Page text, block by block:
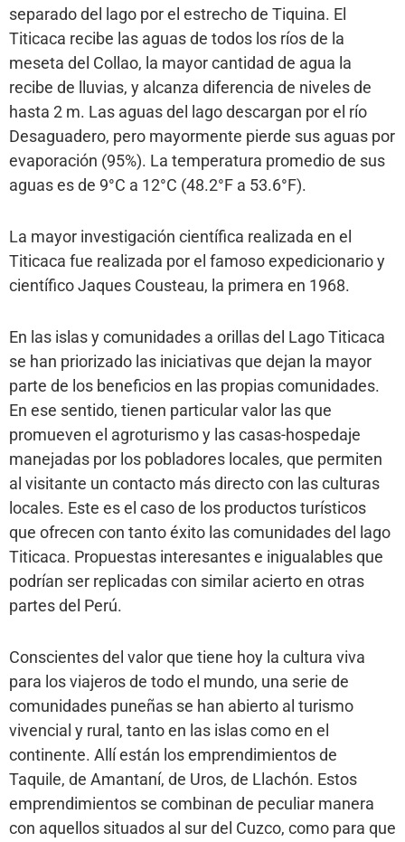
separado del lago por el estrecho de Tiquina. El
Titicaca recibe las aguas de todos los ríos de la
meseta del Collao, la mayor cantidad de agua la
recibe de lluvias, y alcanza diferencia de niveles de
hasta 2 m. Las aguas del lago descargan por el río
Desaguadero, pero mayormente pierde sus aguas por
evaporación (95%). La temperatura promedio de sus
aguas es de 9°C a 12°C (48.2°F a 53.6°F).
La mayor investigación científica realizada en el
Titicaca fue realizada por el famoso expedicionario y
científico Jaques Cousteau, la primera en 1968.
En las islas y comunidades a orillas del Lago Titicaca
se han priorizado las iniciativas que dejan la mayor
parte de los beneficios en las propias comunidades.
En ese sentido, tienen particular valor las que
promueven el agroturismo y las casas-hospedaje
manejadas por los pobladores locales, que permiten
al visitante un contacto más directo con las culturas
locales. Este es el caso de los productos turísticos
que ofrecen con tanto éxito las comunidades del lago
Titicaca. Propuestas interesantes e inigualables que
podrían ser replicadas con similar acierto en otras
partes del Perú.
Conscientes del valor que tiene hoy la cultura viva
para los viajeros de todo el mundo, una serie de
comunidades puneñas se han abierto al turismo
vivencial y rural, tanto en las islas como en el
continente. Allí están los emprendimientos de
Taquile, de Amantaní, de Uros, de Llachón. Estos
emprendimientos se combinan de peculiar manera
con aquellos situados al sur del Cuzco, como para que